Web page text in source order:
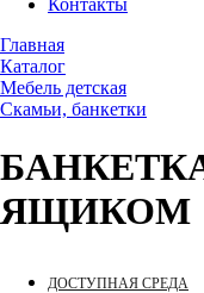
Контакты
Главная
Каталог
Мебель детская
Скамьи, банкетки
ЯЩИКОМ
ДОСТУПНАЯ СРЕДА